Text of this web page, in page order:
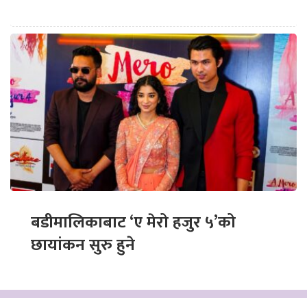
बडीमालिकाबाट ‘ए मेरो हजुर ५’को
छायांकन सुरु हुने